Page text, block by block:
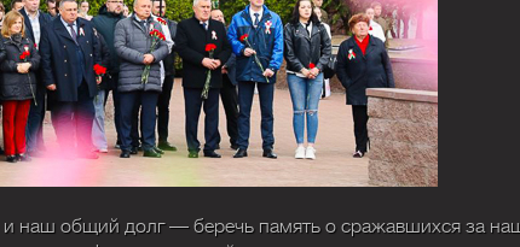
наш общий долг — беречь память о сражавшихся за